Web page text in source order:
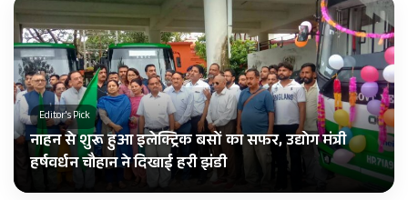
Editor's Pick
नाहन से शुरू हुआ इलेक्ट्रिक बसों का सफर, उद्योग मंत्री
हर्षवर्धन चौहान ने दिखाई हरी झंडी